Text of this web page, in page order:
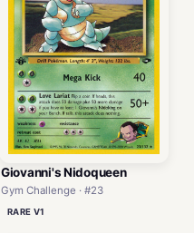
Giovanni's Nidoqueen
Gym Challenge · #23
RARE V1